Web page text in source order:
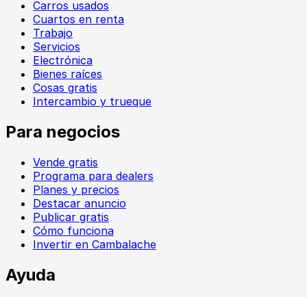
Carros usados
Cuartos en renta
Trabajo
Servicios
Electrónica
Bienes raíces
Cosas gratis
Intercambio y trueque
Para negocios
Vende gratis
Programa para dealers
Planes y precios
Destacar anuncio
Publicar gratis
Cómo funciona
Invertir en Cambalache
Ayuda